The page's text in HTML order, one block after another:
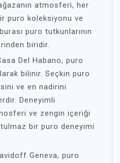
atmosferi, her
puro koleksiyonu ve
puro tutkunlarının
biridir.
Del Habano, puro
bilinir. Seçkin puro
ve en nadirini
Deneyimli
ve zengin içeriği
bir puro deneyimi
Geneva, puro